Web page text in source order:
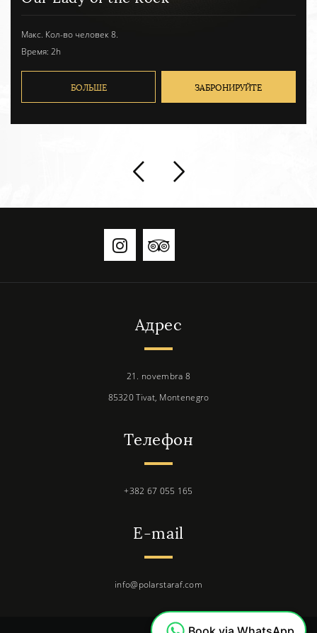
Макс. Кол-во человек 8.
Время: 3h
БОЛЬШЕ ЗАБРОНИРУЙТЕ
Адрес
21. novembra 8
85320 Tivat, Montenegro
Телефон
+382 67 055 165
E-mail
info@polarstaraf.com